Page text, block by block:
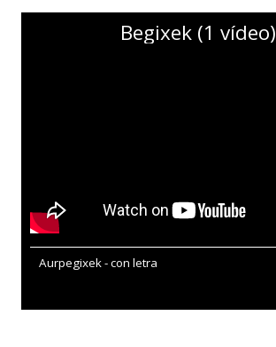
Begixek (1 vídeo)
Aurpegixek - con letra